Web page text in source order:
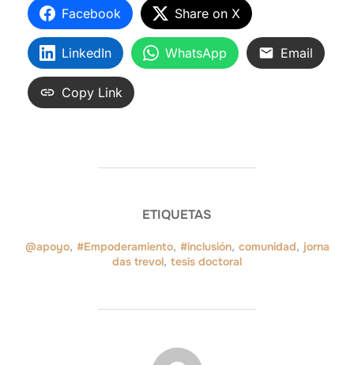
Facebook Share on X
LinkedIn WhatsApp Email
Copy Link
ETIQUETAS
@apoyo, #Empoderamiento, #inclusión, comunidad, jorna
das trevol, tesis doctoral
AUTOR DE LA ENTRADA